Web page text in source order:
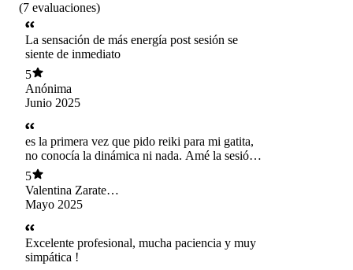
(7 evaluaciones)
La sensación de más energía post sesión se
siente de inmediato
5
Anónima
Junio 2025
es la primera vez que pido reiki para mi gatita,
no conocía la dinámica ni nada. Amé la sesión,
de mucho amor y me quedó todo claro.
Definitivamente quiero seguir
5
Valentina Zarate
altamirano
Mayo 2025
Excelente profesional, mucha paciencia y muy
simpática !